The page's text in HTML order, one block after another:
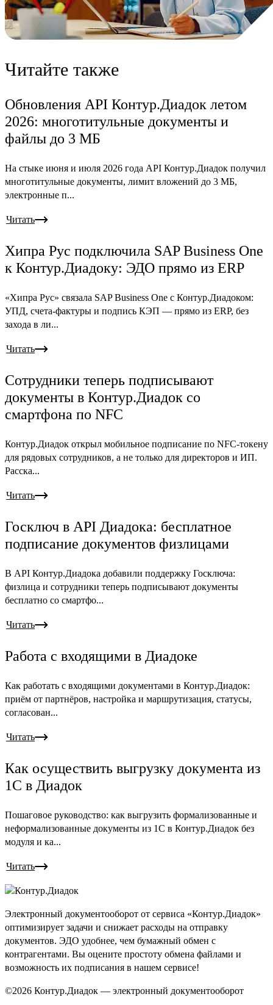
Читайте также
Обновления API Контур.Диадок летом
2026: многотитульные документы и
файлы до 3 МБ
На стыке июня и июля 2026 года API Контур.Диадок получил
многотитульные документы, лимит вложений до 3 МБ,
электронные п...
Читать
Хипра Рус подключила SAP Business One
к Контур.Диадоку: ЭДО прямо из ERP
«Хипра Рус» связала SAP Business One с Контур.Диадоком:
УПД, счета-фактуры и подпись КЭП — прямо из ERP, без
захода в ли...
Читать
Сотрудники теперь подписывают
документы в Контур.Диадок со
смартфона по NFC
Контур.Диадок открыл мобильное подписание по NFC-токену
для рядовых сотрудников, а не только для директоров и ИП.
Расска...
Читать
Госключ в API Диадока: бесплатное
подписание документов физлицами
В API Контур.Диадока добавили поддержку Госключа:
физлица и сотрудники теперь подписывают документы
бесплатно со смартфо...
Читать
Работа с входящими в Диадоке
Как работать с входящими документами в Контур.Диадок:
приём от партнёров, настройка и маршрутизация, статусы,
согласован...
Читать
Как осуществить выгрузку документа из
1С в Диадок
Пошаговое руководство: как выгрузить формализованные и
неформализованные документы из 1С в Контур.Диадок без
модуля и ка...
Читать
Электронный документооборот от сервиса «Контур.Диадок»
оптимизирует задачи и снижает расходы на отправку
документов. ЭДО удобнее, чем бумажный обмен с
контрагентами. Вы оцените простоту обмена файлами и
возможность их подписания в нашем сервисе!
©2026 Контур.Диадок — электронный документооборот